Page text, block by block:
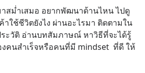
าสม่ำเสมอ อยากพัฒนาด้านไหน ไปดู
าใช้ชีวิตยังไง ผ่านอะไรมา ติดตามใน
ะวัติ อ่านบทสัมภาษณ์ หาวิธีที่จะได้รู้
งคนสำเร็จหรือคนที่มี mindset  ที่ดี ให้